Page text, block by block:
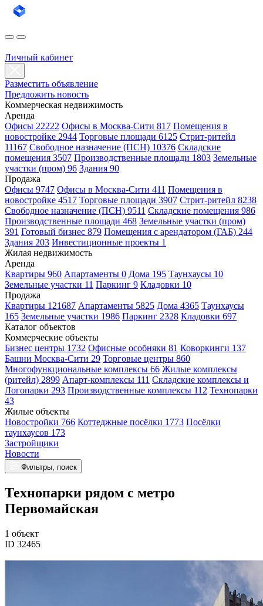
Личный кабинет
Разместить объявление
Предложить новость
Коммерческая недвижимость
Аренда
Офисы 22222 Офисы в Москва-Сити 817 Помещения в
новостройке 2944 Торговые площади 6125 Стрит-ритейл
11167 Свободное назначение (ПСН) 10376 Складские
помещения 3507 Производственные площади 1803 Земельные
участки (пром) 96 Здания 90
Продажа
Офисы 9747 Офисы в Москва-Сити 411 Помещения в
новостройке 4517 Торговые площади 3907 Стрит-ритейл 8238
Свободное назначение (ПСН) 9511 Складские помещения 986
Производственные площади 468 Земельные участки (пром)
391 Готовый бизнес 879 Помещения с арендатором (ГАБ) 244
Здания 203 Инвестиционные проекты 1
Жилая недвижимость
Аренда
Квартиры 960 Апартаменты 0 Дома 195 Таунхаусы 10
Земельные участки 11 Паркинг 9 Кладовки 10
Продажа
Квартиры 121687 Апартаменты 5825 Дома 4365 Таунхаусы
165 Земельные участки 1986 Паркинг 2328 Кладовки 697
Каталог объектов
Коммерческие объекты
Бизнес центры 1732 Офисные особняки 81 Коворкинги 137
Башни Москва-Сити 29 Торговые центры 860
Многофункциональные комплексы 66 Жилые комплексы
(ритейл) 2899 Апарт-комплексы 111 Складские комплексы и
Логопарки 293 Производственные комплексы 112 Технопарки
43
Жилые объекты
Новостройки 766 Коттеджные посёлки 1773 Посёлки
таунхаусов 173
Застройщики
Новости
Фильтры, поиск
Технопарки рядом с метро
Первомайская
1 объект
ID 32465